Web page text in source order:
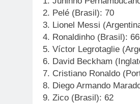
2. Pelé (Brasil): 70
3. Lionel Messi
4. Ronaldinho (Brasil): 66
5. Víctor Legrotaglie
6. David Beckham
7. Cristiano Ronaldo
8. Diego Armando
9. Zico (Brasil): 62